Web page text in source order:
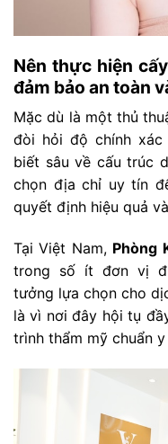
Nên thực hiện
đảm bảo an toàn
Mặc dù là một thủ
đòi hỏi độ chính
biết sâu về cấu trúc
chọn địa chỉ uy tín
quyết định hiệu quả
Tại Việt Nam, Phòng
trong số ít đơn vị
tưởng lựa chọn cho
là vì nơi đây hội tụ
trình thẩm mỹ chuẩn